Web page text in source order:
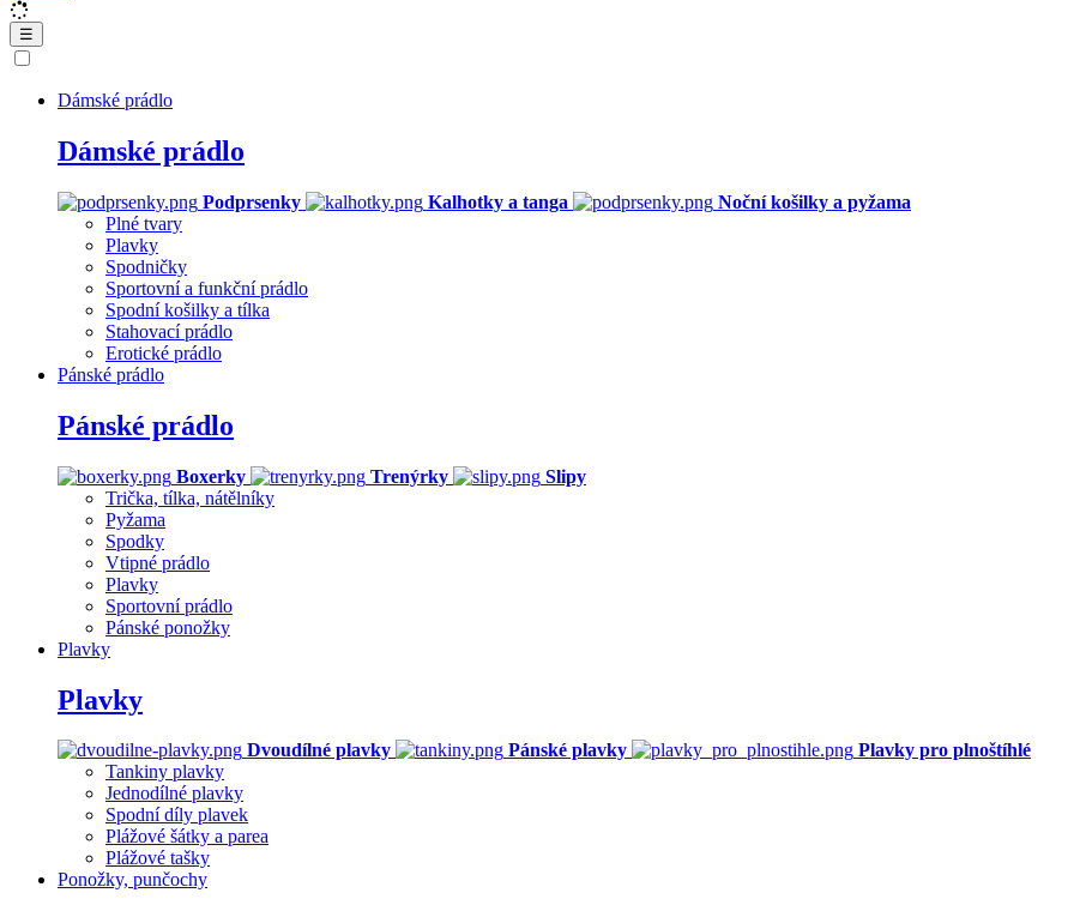
☰
Dámské prádlo
Dámské prádlo
Podprsenky Kalhotky a tanga
Noční košilky a pyžama
Plné tvary
Plavky
Spodničky
Sportovní a funkční prádlo
Spodní košilky a tílka
Stahovací prádlo
Erotické prádlo
Pánské prádlo
Pánské prádlo
Boxerky Trenýrky
Slipy
Trička, tílka, nátělníky
Pyžama
Spodky
Vtipné prádlo
Plavky
Sportovní prádlo
Pánské ponožky
Plavky
Plavky
Dvoudílné plavky Pánské plavky
Plavky pro plnoštíhlé
Tankiny plavky
Jednodílné plavky
Spodní díly plavek
Plážové šátky a parea
Plážové tašky
Ponožky, punčochy